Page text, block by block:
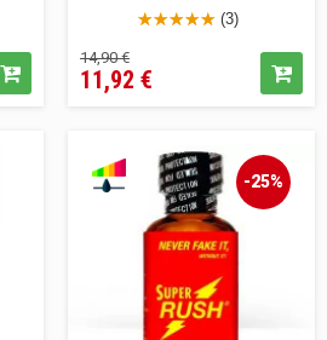
(3)
Prezzo
base
14,90 €Prezzo
11,92 €
-25%